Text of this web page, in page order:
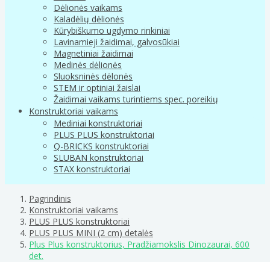
Dėlionės vaikams
Kaladėlių dėlionės
Kūrybiškumo ugdymo rinkiniai
Lavinamieji žaidimai, galvosūkiai
Magnetiniai žaidimai
Medinės dėlionės
Sluoksninės dėlonės
STEM ir optiniai žaislai
Žaidimai vaikams turintiems spec. poreikių
Konstruktoriai vaikams
Mediniai konstruktoriai
PLUS PLUS konstruktoriai
Q-BRICKS konstruktoriai
SLUBAN konstruktoriai
STAX konstruktoriai
Pagrindinis
Konstruktoriai vaikams
PLUS PLUS konstruktoriai
PLUS PLUS MINI (2 cm) detalės
Plus Plus konstruktorius, Pradžiamokslis Dinozaurai, 600
det.